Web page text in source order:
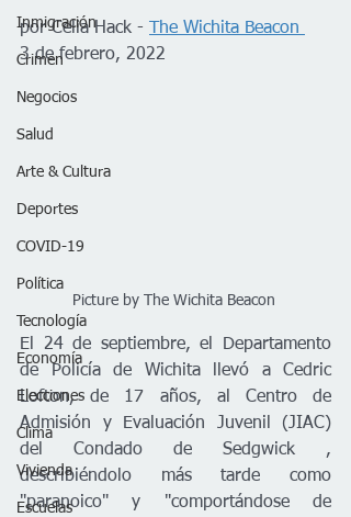
Inmigración
Crimen
Negocios
Salud
Arte & Cultura
Deportes
COVID-19
Política
Tecnología
Economía
Elecciones
Clima
Vivienda
Escuelas
por Celia Hack -
The Wichita Beacon
3 de febrero, 2022
Picture by The Wichita Beacon
El 24 de septiembre, el Departamento
de Policía de Wichita llevó a Cedric
Lofton, de 17 años, al Centro de
Admisión y Evaluación Juvenil (JIAC)
del Condado de Sedgwick ,
describiéndolo más tarde como
"paranoico" y "comportándose de